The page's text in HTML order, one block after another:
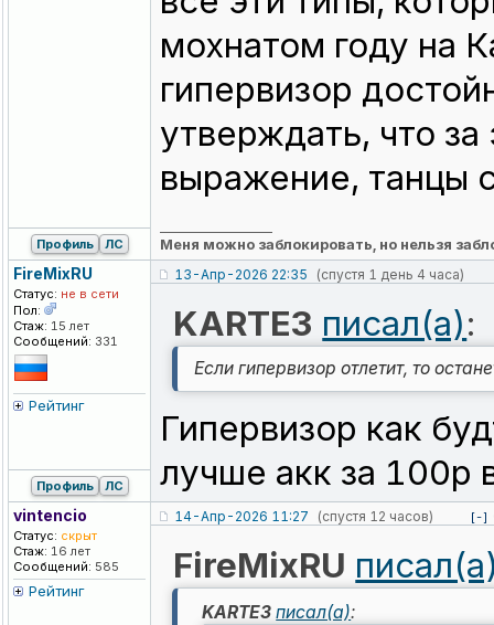
мохнатом году на
гипервизор
утверждать, что
выражение, танцы
Меня можно заблокировать, но нельзя
Профиль ЛС
FireMixRU
Статус: не в сети
Пол:
Стаж: 15 лет
Сообщений: 331
Рейтинг
13-Апр-2026 22:35 (спустя 1 день 4 часа)
KARTE3 писал(а):
Если гипервизор отлетит, то
Гипервизор как
лучше акк за 100р
Профиль ЛС
vintencio
Статус: скрыт
Стаж: 16 лет
Сообщений: 585
Рейтинг
14-Апр-2026 11:27 (спустя 12 часов) [-]
FireMixRU
KARTE3 писал(а):